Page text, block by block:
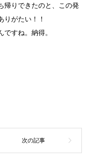
帰りできたのと、この発
りがたい！！
すね。納得。